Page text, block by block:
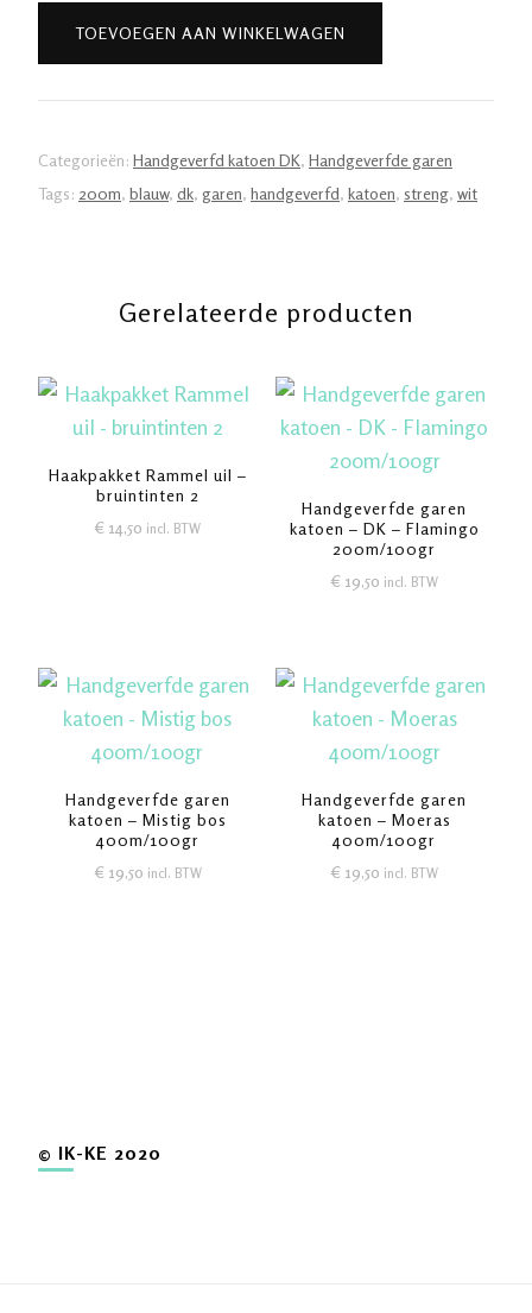
Winter
200m/100gr
TOEVOEGEN AAN WINKELWAGEN
Categorieën: Handgeverfd katoen DK, Handgeverfde garen
Tags: 200m, blauw, dk, garen, handgeverfd, katoen, streng, wit
Gerelateerde producten
Haakpakket Rammel uil –
bruintinten 2
€ 14,50 incl. BTW
Handgeverfde garen
katoen – DK – Flamingo
200m/100gr
€ 19,50 incl. BTW
Handgeverfde garen
katoen – Mistig bos
400m/100gr
€ 19,50 incl. BTW
Handgeverfde garen
katoen – Moeras
400m/100gr
€ 19,50 incl. BTW
© IK-KE 2020